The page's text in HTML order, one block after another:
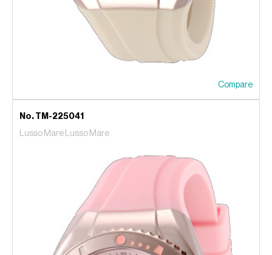
Compare
No. TM-225041
Lusso Mare Lusso Mare